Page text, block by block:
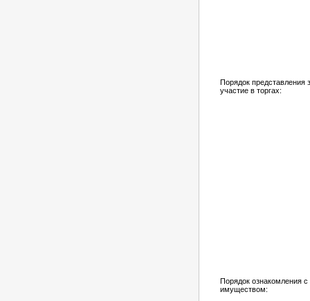
Порядок представления
участие в торгах:
Порядок ознакомления с
имуществом: